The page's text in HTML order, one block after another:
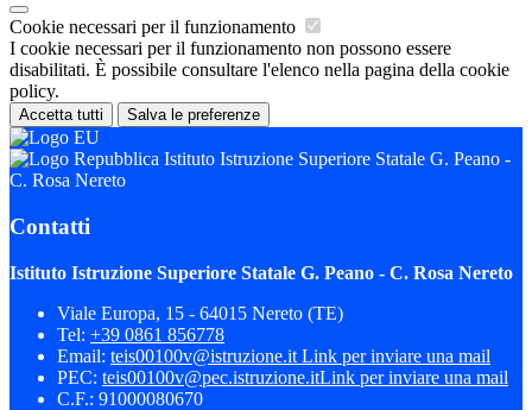
Cookie necessari per il funzionamento
I cookie necessari per il funzionamento non possono essere
disabilitati. È possibile consultare l'elenco nella pagina della cookie
policy.
Accetta tutti Salva le preferenze
Istituto Istruzione Superiore Statale G. Peano -
C. Rosa Nereto
Contatti
Istituto Istruzione Superiore Statale G. Peano - C. Rosa Nereto
Viale Europa, 15 - 64015 Nereto (TE)
Tel: +39 0861 856778
Email: teis00100v@istruzione.it Link per inviare una mail
PEC: teis00100v@pec.istruzione.itLink per inviare una mail
C.F.: 91000080670